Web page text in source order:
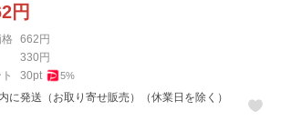
円
662円
330円
30pt 5%
に発送（お取り寄せ販売）（休業日を除く）